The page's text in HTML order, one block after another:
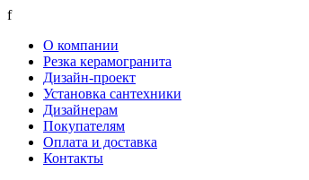
f
О компании
Резка керамогранита
Дизайн-проект
Установка сантехники
Дизайнерам
Покупателям
Оплата и доставка
Контакты